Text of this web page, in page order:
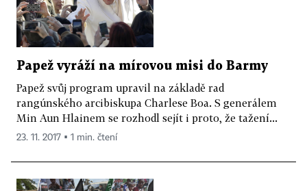
Papež vyráží na mírovou misi do Barmy
Papež svůj program upravil na základě rad
rangúnského arcibiskupa Charlese Boa. S generálem
Min Aun Hlainem se rozhodl sejít i proto, že tažení...
23. 11. 2017 ▪ 1 min. čtení